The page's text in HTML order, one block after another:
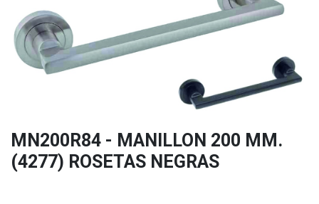
MN200R84 - MANILLON 200 MM.
(4277) ROSETAS NEGRAS